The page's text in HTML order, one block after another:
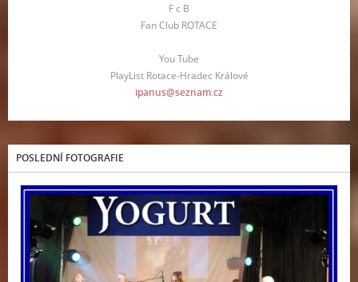
F c B
Fan Club ROTACE
You Tube
PlayList Rotace-Hradec Králové
ipanus@seznam.cz
POSLEDNÍ FOTOGRAFIE